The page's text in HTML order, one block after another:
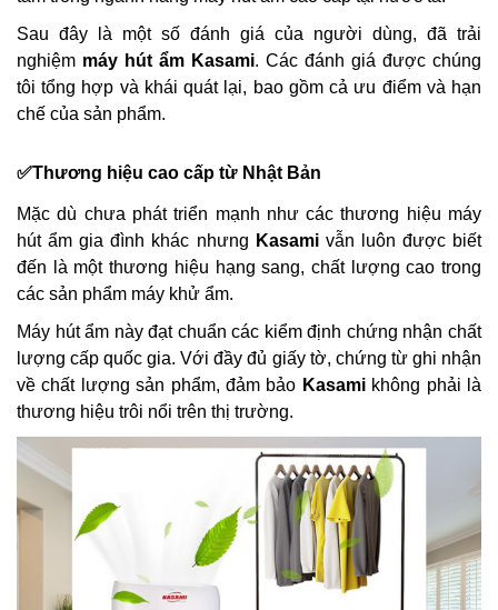
Sau đây là một số đánh giá của người dùng, đã trải
nghiệm máy hút ẩm Kasami. Các đánh giá được chúng
tôi tổng hợp và khái quát lại, bao gồm cả ưu điểm và hạn
chế của sản phẩm.
✅Thương hiệu cao cấp từ Nhật Bản
Mặc dù chưa phát triển mạnh như các thương hiệu máy
hút ẩm gia đình khác nhưng Kasami vẫn luôn được biết
đến là một thương hiệu hạng sang, chất lượng cao trong
các sản phẩm máy khử ẩm.
Máy hút ẩm này đạt chuẩn các kiểm định chứng nhận chất
lượng cấp quốc gia. Với đầy đủ giấy tờ, chứng từ ghi nhận
về chất lượng sản phẩm, đảm bảo Kasami không phải là
thương hiệu trôi nổi trên thị trường.